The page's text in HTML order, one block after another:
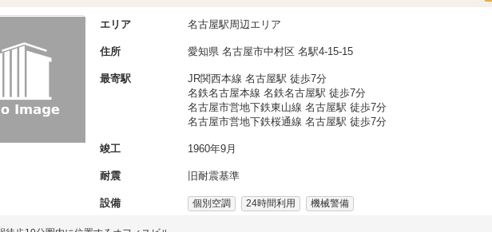
エリア 名古屋駅周辺エリア
住所 愛知県 名古屋市中村区名駅4-15-15
最寄駅
JR関西本線 名古屋駅 徒歩7分
名鉄名古屋本線 名鉄名古屋駅 徒歩7分
名古屋市営地下鉄東山線 名古屋駅 徒歩7分
名古屋市営地下鉄桜通線 名古屋駅 徒歩7分
竣工 1960年9月
耐震 旧耐震基準
設備 個別空調 24時間利用 機械警備